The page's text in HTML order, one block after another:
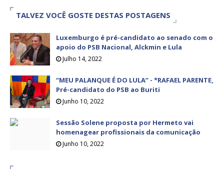
TALVEZ VOCÊ GOSTE DESTAS POSTAGENS
Luxemburgo é pré-candidato ao senado com o
apoio do PSB Nacional, Alckmin e Lula
Julho 14, 2022
“MEU PALANQUE É DO LULA” - *RAFAEL PARENTE,
Pré-candidato do PSB ao Buriti
Junho 10, 2022
Sessão Solene proposta por Hermeto vai
homenagear profissionais da comunicação
Junho 10, 2022